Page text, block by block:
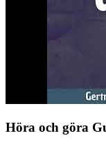
Höra och göra